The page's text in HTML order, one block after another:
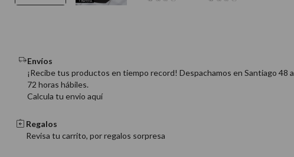
Envíos
¡Recibe tus productos en tiempo record! Despachamos en Santiago 48 a
72 horas hábiles.
Calcula tu envio aquí
Regalos
Revisa tu carrito, por regalos sorpresa